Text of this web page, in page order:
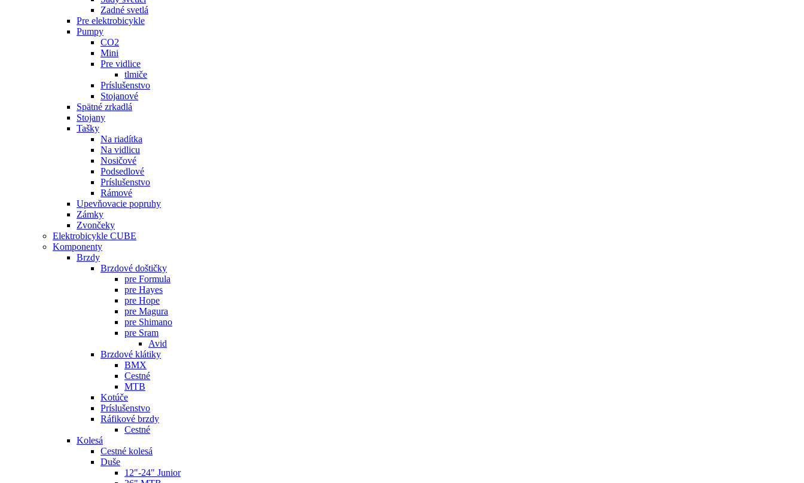
Zadné svetlá
Pre elektrobicykle
Pumpy
CO2
Mini
Pre vidlice
tlmiče
Príslušenstvo
Stojanové
Spätné zrkadlá
Stojany
Tašky
Na riadítka
Na vidlicu
Nosičové
Podsedlové
Príslušenstvo
Rámové
Upevňovacie popruhy
Zámky
Zvončeky
Elektrobicykle CUBE
Komponenty
Brzdy
Brzdové doštičky
pre Formula
pre Hayes
pre Hope
pre Magura
pre Shimano
pre Sram
Avid
Brzdové klátiky
BMX
Cestné
MTB
Kotúče
Príslušenstvo
Ráfikové brzdy
Cestné
Kolesá
Cestné kolesá
Duše
12"-24" Junior